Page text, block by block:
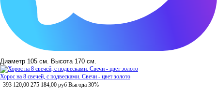
Диаметр 105 см. Высота 170 см.
Хорос на 8 свечей, с подвесками. Свечи - цвет золото
393 120,00 275 184,00 руб Выгода 30%